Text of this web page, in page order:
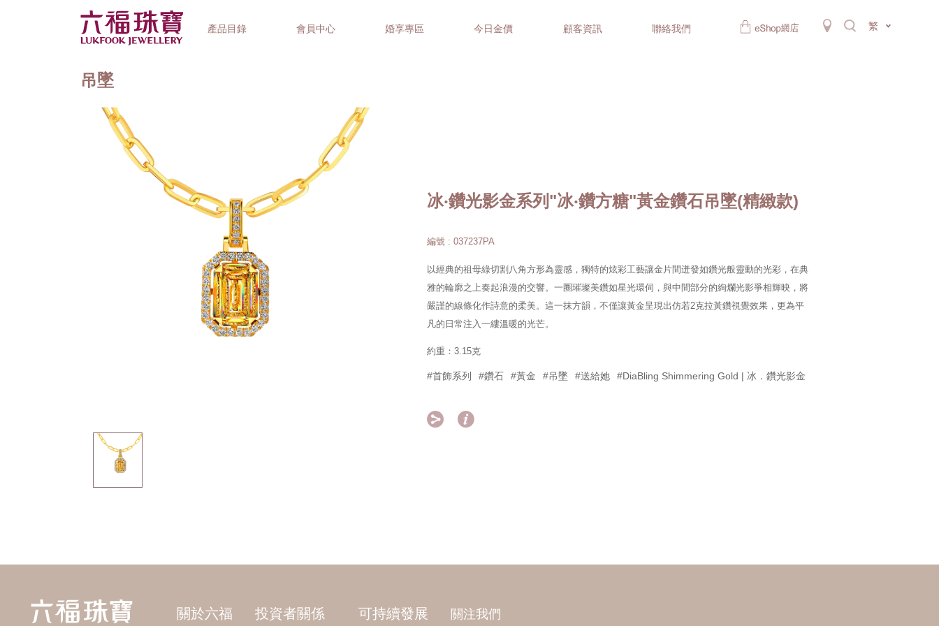
產品目錄 會員中心 婚享專區 今日金價 顧客資訊 聯絡我們 繁
鐘錶品牌
吊墜
冰‧鑽光影金系列"冰‧鑽方糖"黃金鑽石吊墜(精緻款)
編號 : 037237PA
以經典的祖母綠切割八角方形為靈感，獨特的炫彩工藝讓金片間迸發如鑽光般靈動的光彩，在典
雅的輪廓之上奏起浪漫的交響。一圈璀璨美鑽如星光環伺，與中間部分的絢爛光影爭相輝映，將
嚴謹的線條化作詩意的柔美。這一抹方韻，不僅讓黃金呈現出仿若2克拉黃鑽視覺效果，更為平
凡的日常注入一縷溫暖的光芒。
約重：3.15克
#首飾系列 #鑽石 #黃金 #吊墜 #送給她 #DiaBling Shimmering Gold | 冰．鑽光影金
 
關於六福 投資者關係 可持續發展 關注我們